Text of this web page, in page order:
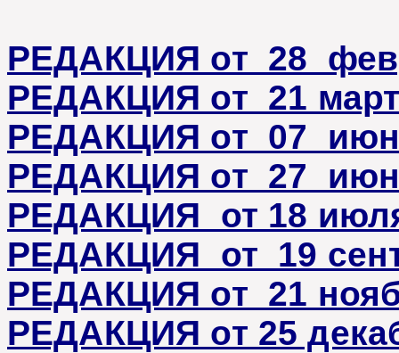
РЕДАКЦИЯ от 28
РЕДАКЦИЯ от 21
РЕДАКЦИЯ от 07
РЕДАКЦИЯ от 27
РЕДАКЦИЯ от 18
РЕДАКЦИЯ от 19
РЕДАКЦИЯ от 21
РЕДАКЦИЯ от 25